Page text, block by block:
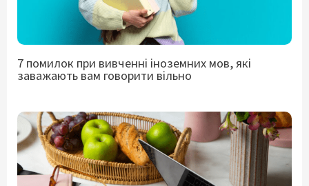
7 помилок при вивченні іноземних мов, які
заважають вам говорити вільно